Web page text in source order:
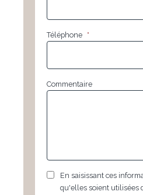
Téléphone *
Commentaire
RGPD *
En saisissant ces
qu'elles soient utilisées